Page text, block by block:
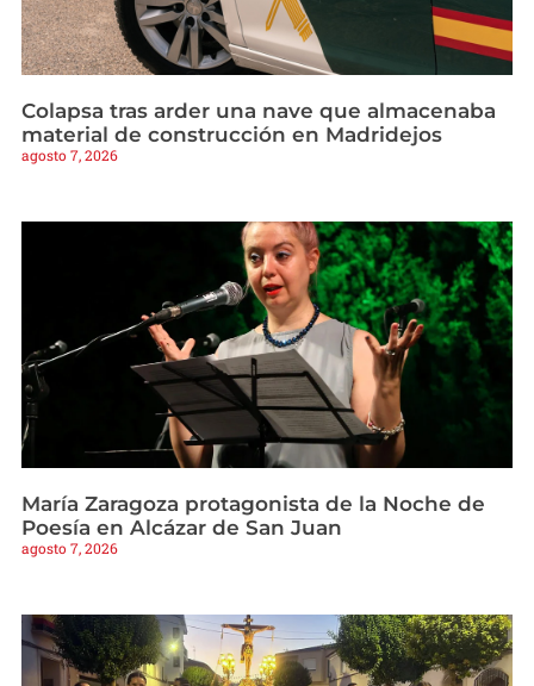
Colapsa tras arder una nave que almacenaba
material de construcción en Madridejos
agosto 7, 2026
María Zaragoza protagonista de la Noche de
Poesía en Alcázar de San Juan
agosto 7, 2026